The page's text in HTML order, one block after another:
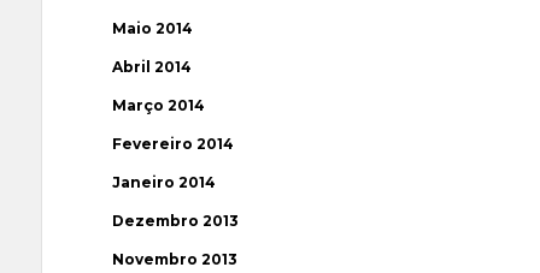
Maio 2014
Abril 2014
Março 2014
Fevereiro 2014
Janeiro 2014
Dezembro 2013
Novembro 2013